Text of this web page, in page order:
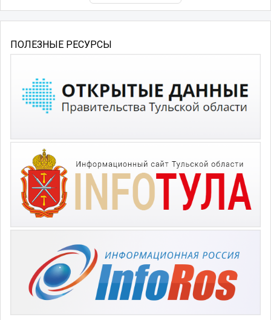
ПОЛЕЗНЫЕ РЕСУРСЫ